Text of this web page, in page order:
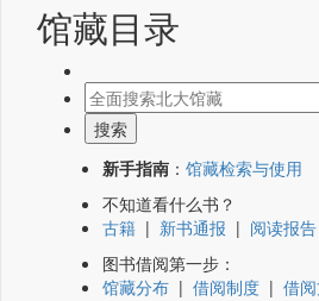
馆藏目录
新手指南 ： 馆藏检索与使用
不知道看什么书？
古籍 | 新书通报 | 阅读报告
图书借阅第一步：
馆藏分布 | 借阅制度 | 借